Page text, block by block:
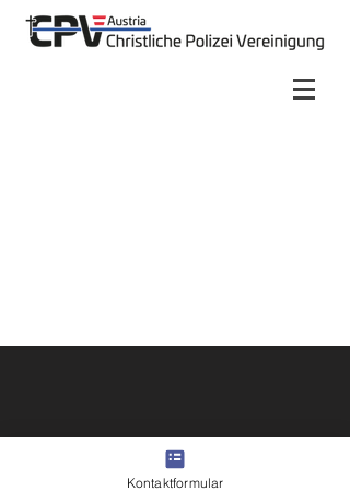
Copyright © 2022 Christliche
Polizei Vereinigung
Kontaktformular